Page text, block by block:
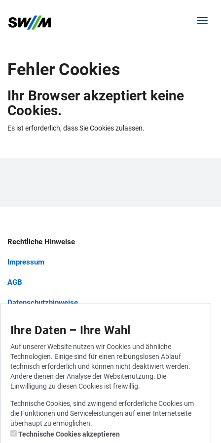
Menü
Fehler Cookies
Ihr Browser akzeptiert keine
Cookies.
Es ist erforderlich, dass Sie Cookies zulassen.
Rechtliche Hinweise
Impressum
AGB
Datenschutzhinweise
Widerruf für Gutscheine
Widerrufsbelehrung
Vertrag widerrufen
Ihre Daten – Ihre Wahl
Auf unserer Website nutzen wir Cookies und ähnliche
Technologien. Einige sind für einen reibungslosen Ablauf
technisch erforderlich und können nicht deaktiviert werden.
Andere dienen der Analyse der Websitenutzung. Die
Einwilligung zu diesen Cookies ist freiwillig.
Technische Cookies, sind zwingend erforderliche Cookies um
die Funktionen und Serviceleistungen auf einer Internetseite
überhaupt zu ermöglichen.
Technische Cookies akzeptieren